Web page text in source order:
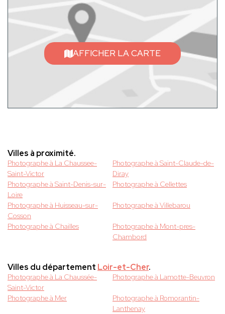
AFFICHER LA CARTE
Villes à proximité.
Photographe à La Chaussee-
Saint-Victor
Photographe à Saint-Claude-de-
Diray
Photographe à Saint-Denis-sur-
Loire
Photographe à Cellettes
Photographe à Huisseau-sur-
Cosson
Photographe à Villebarou
Photographe à Chailles
Photographe à Mont-pres-
Chambord
Villes du département Loir-et-Cher.
Photographe à La Chaussée-
Saint-Victor
Photographe à Lamotte-Beuvron
Photographe à Mer
Photographe à Romorantin-
Lanthenay